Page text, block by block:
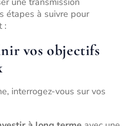
étapes à suivre pour
:
vos objectifs
interrogez-vous sur vos